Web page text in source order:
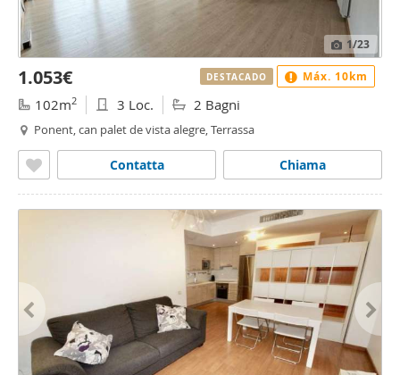
1/23
1.053€
102m2 3 Loc. 2 Bagni
Ponent, can palet de vista alegre, Terrassa
Chiama
Contatta
DESTACADO Máx. 10km